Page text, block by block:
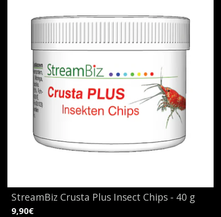
StreamBiz Crusta Plus Insect Chips - 40 g
9,90€